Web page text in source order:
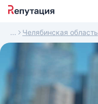
Челябинская область